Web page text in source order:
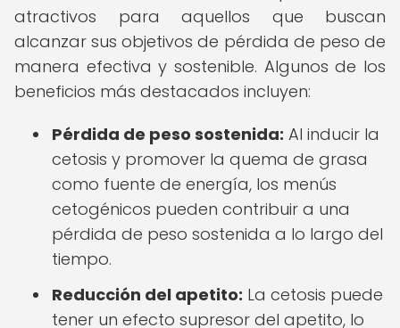
atractivos para aquellos que buscan
alcanzar sus objetivos de pérdida de peso de
manera efectiva y sostenible. Algunos de los
beneficios más destacados incluyen:
Pérdida de peso sostenida: Al inducir la
cetosis y promover la quema de grasa
como fuente de energía, los menús
cetogénicos pueden contribuir a una
pérdida de peso sostenida a lo largo del
tiempo.
Reducción del apetito: La cetosis puede
tener un efecto supresor del apetito, lo